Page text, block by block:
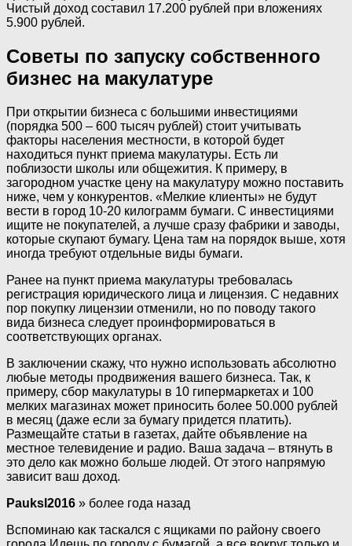
Чистый доход составил 17.200 рублей при вложениях
5.900 рублей.
Советы по запуску собственного
бизнес на макулатуре
При открытии бизнеса с большими инвестициями
(порядка 500 – 600 тысяч рублей) стоит учитывать
факторы населения местности, в которой будет
находиться пункт приема макулатуры. Есть ли
поблизости школы или общежития. К примеру, в
загородном участке цену на макулатуру можно поставить
ниже, чем у конкурентов. «Мелкие клиенты» не будут
вести в город 10-20 килограмм бумаги. С инвестициями
ищите не покупателей, а лучше сразу фабрики и заводы,
которые скупают бумагу. Цена там на порядок выше, хотя
иногда требуют отдельные виды бумаги.
Ранее на пункт приема макулатуры требовалась
регистрация юридического лица и лицензия. С недавних
пор покупку лицензии отменили, но по поводу такого
вида бизнеса следует проинформироваться в
соответствующих органах.
В заключении скажу, что нужно использовать абсолютно
любые методы продвижения вашего бизнеса. Так, к
примеру, сбор макулатуры в 10 гипермаркетах и 100
мелких магазинах может приносить более 50.000 рублей
в месяц (даже если за бумагу придется платить).
Размещайте статьи в газетах, дайте объявление на
местное телевидение и радио. Ваша задача – втянуть в
это дело как можно больше людей. От этого напрямую
зависит ваш доход.
Pauksl2016 » более года назад
Вспоминаю как таскался с ящиками по району своего